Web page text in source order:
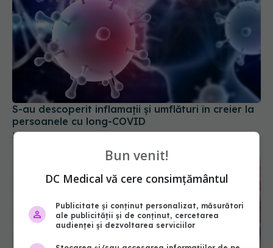
S-au descoperit inflamaţii și umflături în creier la
persoanele cu long-COVID
12 feb 2025, 12:57
Bun venit!
DC Medical vă cere consimțământul
Publicitate și conținut personalizat, măsurători
ale publicității și de conținut, cercetarea
audienței și dezvoltarea serviciilor